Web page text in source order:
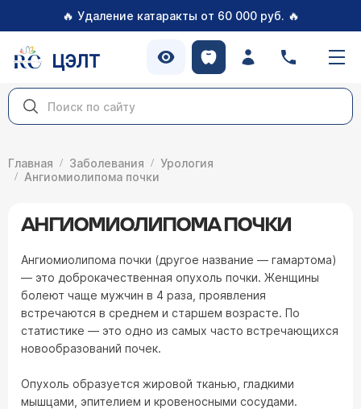
🔥 Удаление катаракты от 60 000 руб. 🔥
ЦЭЛТ
Главная Заболевания
Урология
Ангиомиолипома почки
АНГИОМИОЛИПОМА ПОЧКИ
Ангиомиолипома почки (другое название — гамартома)
— это доброкачественная опухоль почки. Женщины
болеют чаще мужчин в 4 раза, проявления
встречаются в среднем и старшем возрасте. По
статистике — это одно из самых часто встречающихся
новообразований почек.
Опухоль образуется жировой тканью, гладкими
мышцами, эпителием и кровеносными сосудами.